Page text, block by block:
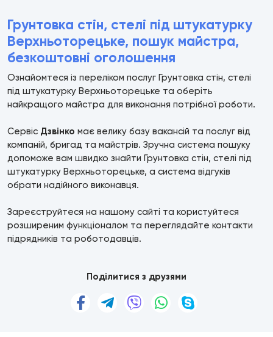
Грунтовка стін, стелі під штукатурку
Верхньоторецьке, пошук майстра,
безкоштовні оголошення
Ознайомтеся із переліком послуг Грунтовка стін, стелі
під штукатурку Верхньоторецьке та оберіть
найкращого майстра для виконання потрібної роботи.
Сервіс Дзвінко має велику базу вакансій та послуг від
компаній, бригад та майстрів. Зручна система пошуку
допоможе вам швидко знайти Грунтовка стін, стелі під
штукатурку Верхньоторецьке, а система відгуків
обрати надійного виконавця.
Зареєструйтеся на нашому сайті та користуйтеся
розширеним функціоналом та переглядайте контакти
підрядників та роботодавців.
Поділитися з друзями